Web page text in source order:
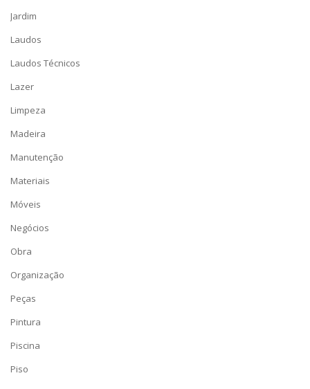
Jardim
Laudos
Laudos Técnicos
Lazer
Limpeza
Madeira
Manutenção
Materiais
Móveis
Negócios
Obra
Organização
Peças
Pintura
Piscina
Piso